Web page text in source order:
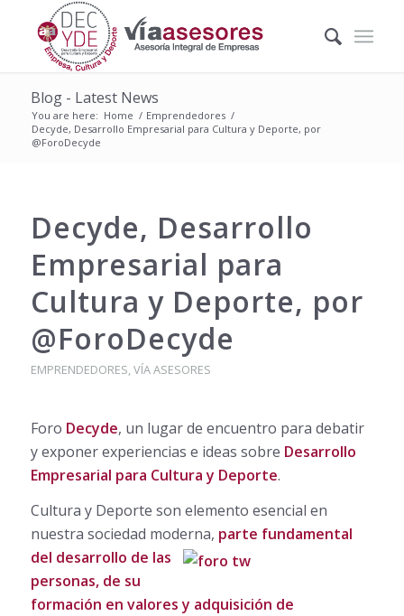
Blog - Latest News
You are here: Home / Emprendedores /
Decyde, Desarrollo Empresarial para Cultura y Deporte, por
@ForoDecyde
Decyde, Desarrollo
Empresarial para
Cultura y Deporte, por
@ForoDecyde
EMPRENDEDORES,VÍA ASESORES
Foro Decyde, un lugar de encuentro para debatir
y exponer experiencias e ideas sobre Desarrollo
Empresarial para Cultura y Deporte.
Cultura y Deporte son elemento esencial en
nuestra sociedad moderna, parte fundamental
del desarrollo de las
personas, de su
formación en valores y adquisición de